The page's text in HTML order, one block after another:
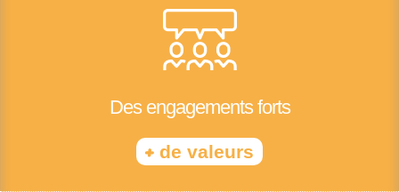
Des engagements forts
+ de valeurs